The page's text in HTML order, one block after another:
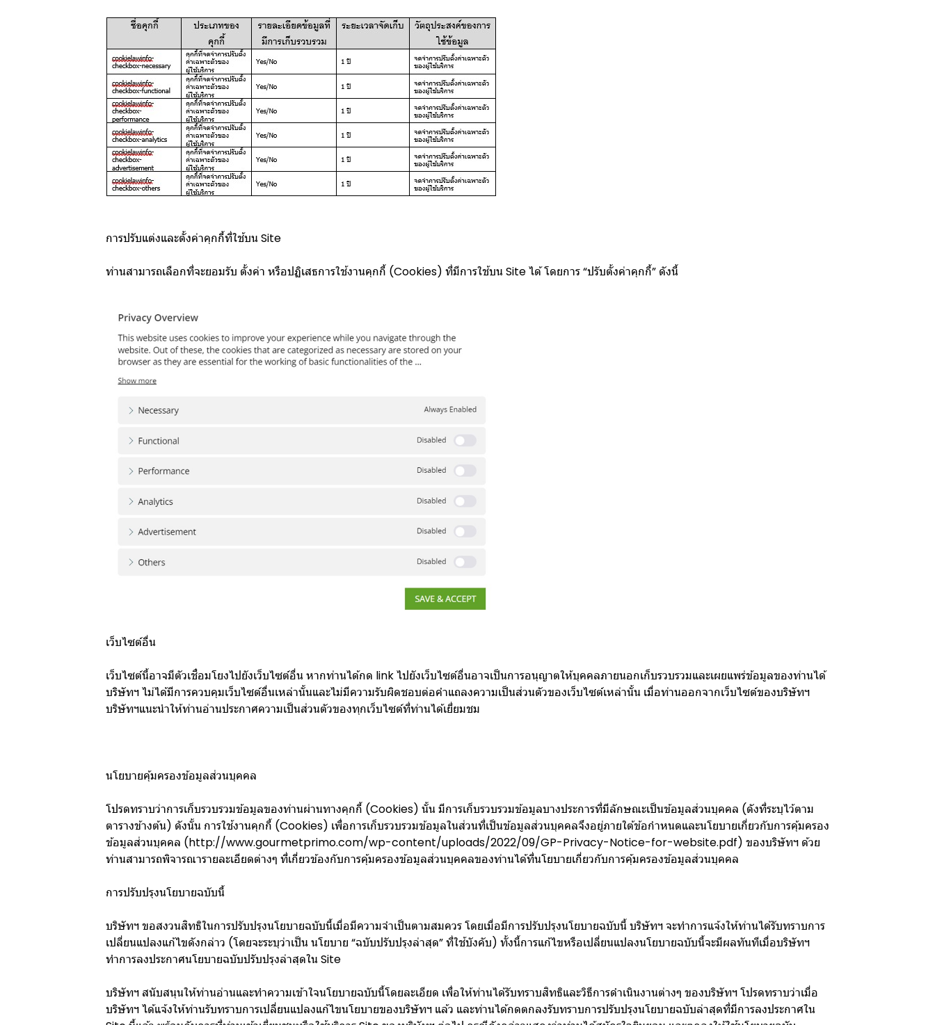
การปรับแต่งและตั้งค่าคุกกี้ที่ใช้บน Site
ท่านสามารถเลือกที่จะยอมรับ ตั้งค่า หรือปฏิเสธการใช้งานคุกกี้ (Cookies) ที่มีการใช้บน Site ได้ โดยการ “ปรับตั้งค่าคุกกี้” ดังนี้
เว็บไซต์อื่น
เว็บไซต์นี้อาจมีตัวเชื่อมโยงไปยังเว็บไซต์อื่น หากท่านได้กด link ไปยังเว็บไซต์อื่นอาจเป็นการอนุญาตให้บุคคลภายนอกเก็บรวบรวมและเผยแพร่ข้อมูลของท่านได้
บริษัทฯ ไม่ได้มีการควบคุมเว็บไซต์อื่นเหล่านั้นและไม่มีความรับผิดชอบต่อคำแถลงความเป็นส่วนตัวของเว็บไซต์เหล่านั้น เมื่อท่านออกจากเว็บไซต์ของบริษัทฯ
บริษัทฯแนะนำให้ท่านอ่านประกาศความเป็นส่วนตัวของทุกเว็บไซต์ที่ท่านได้เยี่ยมชม
นโยบายคุ้มครองข้อมูลส่วนบุคคล
โปรดทราบว่าการเก็บรวบรวมข้อมูลของท่านผ่านทางคุกกี้ (Cookies) นั้น มีการเก็บรวบรวมข้อมูลบางประการที่มีลักษณะเป็นข้อมูลส่วนบุคคล (ดังที่ระบุไว้ตาม
ตารางข้างต้น) ดังนั้น การใช้งานคุกกี้ (Cookies) เพื่อการเก็บรวบรวมข้อมูลในส่วนที่เป็นข้อมูลส่วนบุคคลจึงอยู่ภายใต้ข้อกำหนดและนโยบายเกี่ยวกับการคุ้มครอง
ข้อมูลส่วนบุคคล (http://www.gourmetprimo.com/wp-content/uploads/2022/09/GP-Privacy-Notice-for-website.pdf) ของบริษัทฯ ด้วย
ท่านสามารถพิจารณารายละเอียดต่างๆ ที่เกี่ยวข้องกับการคุ้มครองข้อมูลส่วนบุคคลของท่านได้ที่นโยบายเกี่ยวกับการคุ้มครองข้อมูลส่วนบุคคล
การปรับปรุงนโยบายฉบับนี้
บริษัทฯ ขอสงวนสิทธิในการปรับปรุงนโยบายฉบับนี้เมื่อมีความจำเป็นตามสมควร โดยเมื่อมีการปรับปรุงนโยบายฉบับนี้ บริษัทฯ จะทำการแจ้งให้ท่านได้รับทราบการ
เปลี่ยนแปลงแก้ไขดังกล่าว (โดยจะระบุว่าเป็น นโยบาย “ฉบับปรับปรุงล่าสุด” ที่ใช้บังคับ) ทั้งนี้การแก้ไขหรือเปลี่ยนแปลงนโยบายฉบับนี้จะมีผลทันทีเมื่อบริษัทฯ
ทำการลงประกาศนโยบายฉบับปรับปรุงล่าสุดใน Site
บริษัทฯ สนับสนุนให้ท่านอ่านและทำความเข้าใจนโยบายฉบับนี้โดยละเอียด เพื่อให้ท่านได้รับทราบสิทธิและวิธีการดำเนินงานต่างๆ ของบริษัทฯ โปรดทราบว่าเมื่อ
บริษัทฯ ได้แจ้งให้ท่านรับทราบการเปลี่ยนแปลงแก้ไขนโยบายของบริษัทฯ แล้ว และท่านได้กดตกลงรับทราบการปรับปรุงนโยบายฉบับล่าสุดที่มีการลงประกาศใน